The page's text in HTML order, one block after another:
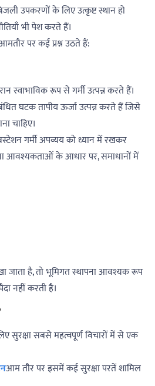
उपकरणों के लिए उत्कृष्ट स्थान हो
भी पेश करते हैं।
पर कई प्रश्न उठते हैं:
स्वाभाविक रूप से गर्मी उत्पन्न करते हैं।
घटक तापीय ऊर्जा उत्पन्न करते हैं जिसे
चाहिए।
गर्मी अपव्यय को ध्यान में रखकर
आवश्यकताओं के आधार पर, समाधानों में
जाता है, तो भूमिगत स्थापना आवश्यक रूप
नहीं करती है।
सुरक्षा सबसे महत्वपूर्ण विचारों में से एक
आम तौर पर इसमें कई सुरक्षा परतें शामिल